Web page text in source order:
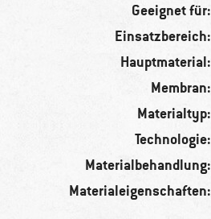
Geeignet für:
Einsatzbereich:
Hauptmaterial:
Membran:
Materialtyp:
Technologie:
Materialbehandlung:
Materialeigenschaften: